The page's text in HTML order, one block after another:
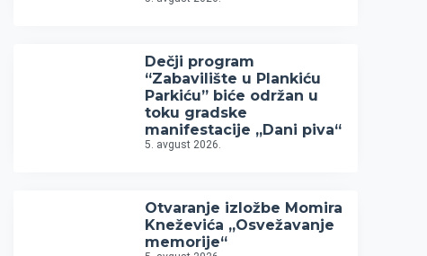
Dečji program
“Zabavilište u Plankiću
Parkiću” biće održan u
toku gradske
manifestacije „Dani piva“
5. avgust 2026.
Otvaranje izložbe Momira
Kneževića „Osvežavanje
memorije“